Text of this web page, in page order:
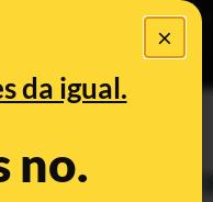
×
da igual.
no.
Bulos Ceuta
PREBUNKING
odio en